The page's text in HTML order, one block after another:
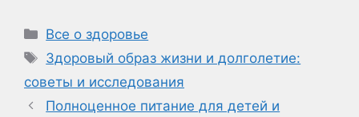
Рубрики
Все о здоровье
Метки
Здоровый образ жизни и долголетие:
советы и исследования
Полноценное питание для детей и